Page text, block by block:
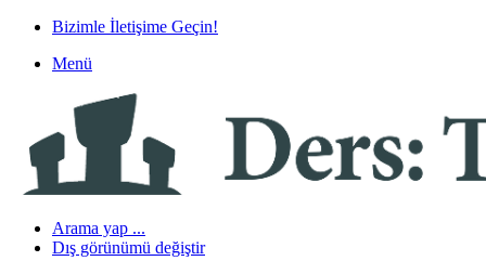
Bizimle İletişime Geçin!
Menü
Arama yap ...
Dış görünümü değiştir